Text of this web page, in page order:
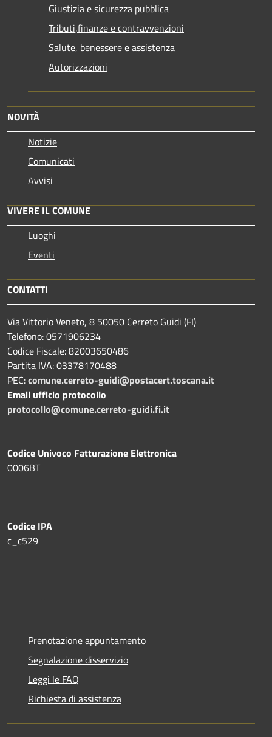
Giustizia e sicurezza pubblica
Tributi,finanze e contravvenzioni
Salute, benessere e assistenza
Autorizzazioni
NOVITÀ
Notizie
Comunicati
Avvisi
VIVERE IL COMUNE
Luoghi
Eventi
CONTATTI
Via Vittorio Veneto, 8 50050 Cerreto Guidi (FI)
Telefono: 0571906234
Codice Fiscale: 82003650486
Partita IVA: 03378170488
PEC:comune.cerreto-guidi@postacert.toscana.it
Email ufficio protocollo
protocollo@comune.cerreto-guidi.fi.it
Codice Univoco Fatturazione Elettronica
0006BT
Codice IPA
c_c529
Prenotazione appuntamento
Segnalazione disservizio
Leggi le FAQ
Richiesta di assistenza